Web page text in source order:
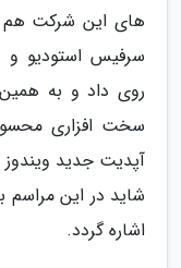
های این شرکت هم
سرفیس استودیو
روی داد و به
سخت افزاری
شاید در این
اشاره گردد.